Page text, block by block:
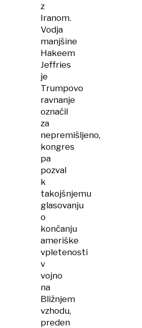
z
Iranom.
Vodja
manjšine
Hakeem
Jeffries
je
Trumpovo
ravnanje
označil
za
nepremišljeno,
kongres
pa
pozval
k
takojšnjemu
glasovanju
o
končanju
ameriške
vpletenosti
v
vojno
na
Bližnjem
vzhodu,
preden